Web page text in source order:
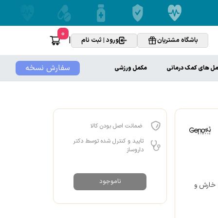
باشگاه مشتریان ورود | ثبت نام |
0
سفارش نسخه های کمک درمانی مکمل ورزشی
خارش و
ضمانت اصل بودن کالا
تایید و کنترل شده توسط دکتر
داروساز
ناموجود